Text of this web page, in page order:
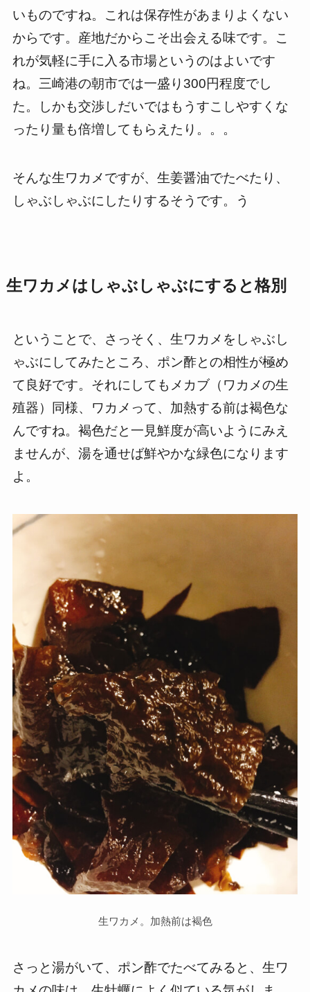
いものですね。これは保存性があまりよくない
からです。産地だからこそ出会える味です。こ
れが気軽に手に入る市場というのはよいです
ね。三崎港の朝市では一盛り300円程度でし
た。しかも交渉しだいではもうすこしやすくな
ったり量も倍増してもらえたり。。。
そんな生ワカメですが、生姜醤油でたべたり、
しゃぶしゃぶにしたりするそうです。う
生ワカメはしゃぶしゃぶにすると格別
ということで、さっそく、生ワカメをしゃぶし
ゃぶにしてみたところ、ポン酢との相性が極め
て良好です。それにしてもメカブ（ワカメの生
殖器）同様、ワカメって、加熱する前は褐色な
んですね。褐色だと一見鮮度が高いようにみえ
ませんが、湯を通せば鮮やかな緑色になります
よ。
生ワカメ。加熱前は褐色
さっと湯がいて、ポン酢でたべてみると、生ワ